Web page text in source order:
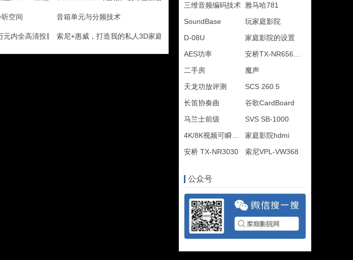
空间 音箱单元与分频技术
元内全高清投影评测索尼+惠威，打造我的私人3D家庭影院
三维音频编码技术 雅马哈781
SoundBase
玩家庭影院
D-08U
家庭影院的设置
AES功率
二手房
魔声
天龙功放评测
SCS 260.5
长笛协奏曲
谷歌CardBoard
马兰士前级
SVS SB-1000
家庭影院hdmi
安桥 TX-NR3030
索尼VPL-VW368
公众号